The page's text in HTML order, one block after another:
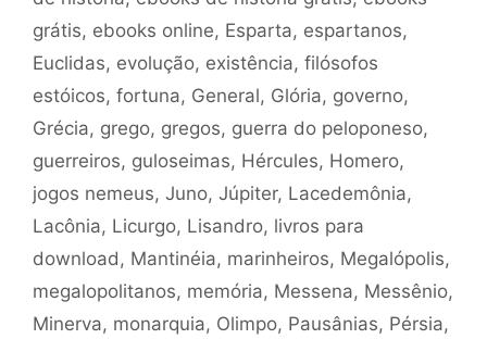
grátis, ebooks online, Esparta, espartanos,
Euclidas, evolução, existência, filósofos
estóicos, fortuna, General, Glória, governo,
Grécia, grego, gregos, guerra do peloponeso,
guerreiros, guloseimas, Hércules, Homero,
jogos nemeus, Juno, Júpiter, Lacedemônia,
Lacônia, Licurgo, Lisandro, livros para
download, Mantinéia, marinheiros, Megalópolis,
megalopolitanos, memória, Messena, Messênio,
Minerva, monarquia, Olimpo, Pausânias, Pérsia,